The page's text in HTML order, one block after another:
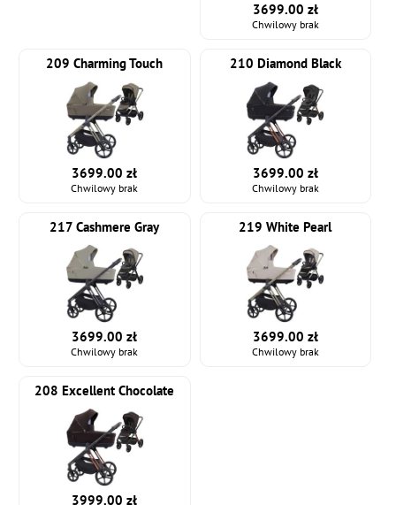
3699.00 zł
Chwilowy brak
209 Charming Touch
3699.00 zł
Chwilowy brak
210 Diamond Black
3699.00 zł
Chwilowy brak
217 Cashmere Gray
3699.00 zł
Chwilowy brak
219 White Pearl
3699.00 zł
Chwilowy brak
208 Excellent Chocolate
3999.00 zł